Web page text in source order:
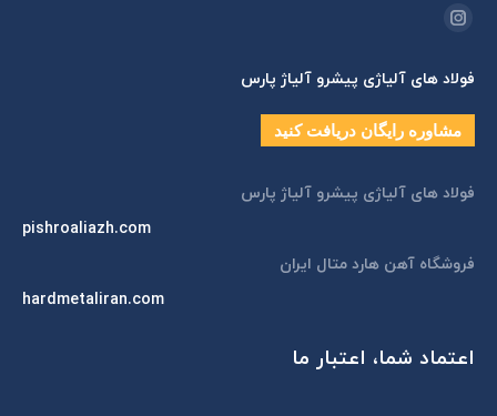
مارا در اینجا پیدا کنید:
اینستاگرام
opens
in
new
فولاد های آلیاژی پیشرو آلیاژ پارس
مشاوره رایگان دریافت کنید
فولاد های آلیاژی پیشرو آلیاژ پارس
pishroaliazh.com
فروشگاه آهن هارد متال ایران
hardmetaliran.com
اعتماد شما، اعتبار ما